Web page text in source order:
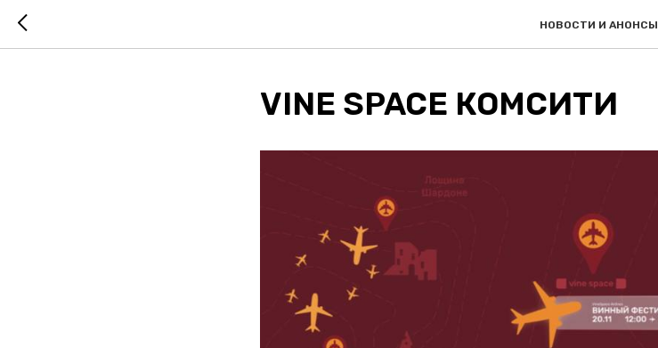
НОВОСТИ И АНОНСЫ
VINE SPACE КОМСИТИ